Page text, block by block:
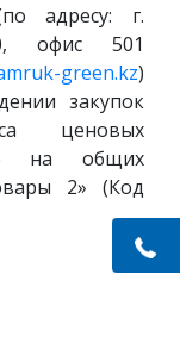
адресу: г.
офис 501
green.kz)
закупок
ценовых
на общих
2» (Код